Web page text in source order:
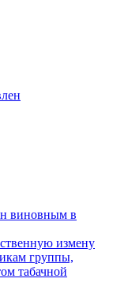
виновным в
измену
группы,
табачной